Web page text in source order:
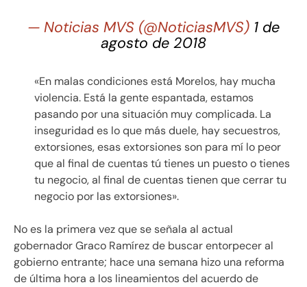
— Noticias MVS (@NoticiasMVS) 1 de
agosto de 2018
«En malas condiciones está Morelos, hay mucha
violencia. Está la gente espantada, estamos
pasando por una situación muy complicada. La
inseguridad es lo que más duele, hay secuestros,
extorsiones, esas extorsiones son para mí lo peor
que al final de cuentas tú tienes un puesto o tienes
tu negocio, al final de cuentas tienen que cerrar tu
negocio por las extorsiones».
No es la primera vez que se señala al actual
gobernador Graco Ramírez de buscar entorpecer al
gobierno entrante; hace una semana hizo una reforma
de última hora a los lineamientos del acuerdo de